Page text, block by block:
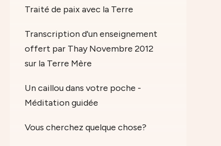
Traité de paix avec la Terre
Transcription d'un enseignement
offert par Thay Novembre 2012
sur la Terre Mère
Un caillou dans votre poche -
Méditation guidée
Vous cherchez quelque chose?